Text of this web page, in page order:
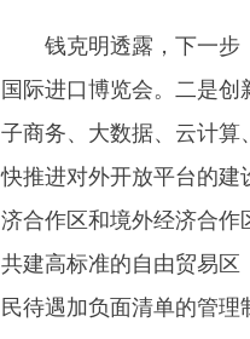
钱克明透露，下一步，
国际进口博览会。二是
子商务、大数据、云计算
快推进对外开放平台的
济合作区和境外经济合作
共建高标准的自由贸易区
民待遇加负面清单的管